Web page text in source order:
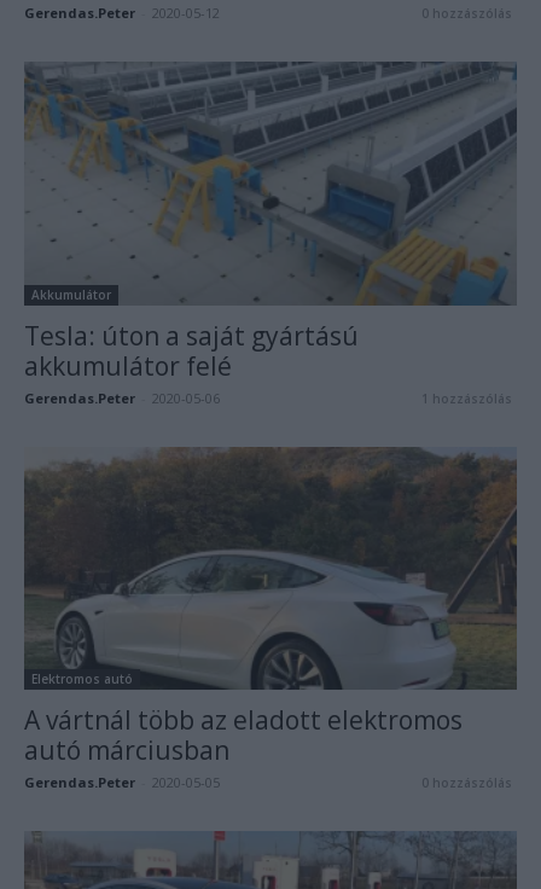
Gerendas.Peter 2020-05-12 0 hozzászólás
Akkumulátor
Tesla: úton a saját gyártású
akkumulátor felé
Gerendas.Peter 2020-05-06 1 hozzászólás
Elektromos autó
A vártnál több az eladott elektromos
autó márciusban
Gerendas.Peter 2020-05-05 0 hozzászólás